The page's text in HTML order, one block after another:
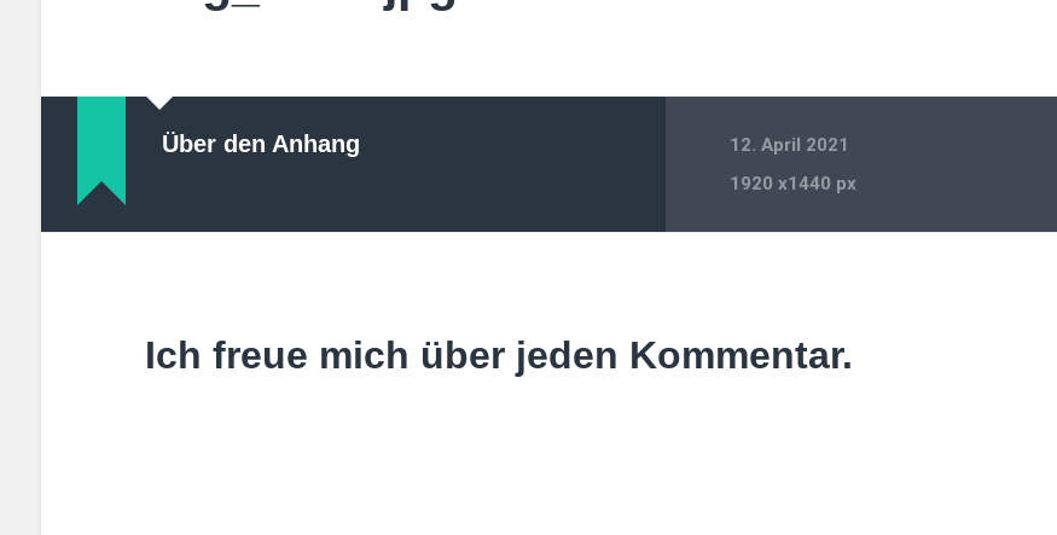
Über den Anhang
12. April 2021
1920 x1440 px
Ich freue mich über jeden Kommentar.